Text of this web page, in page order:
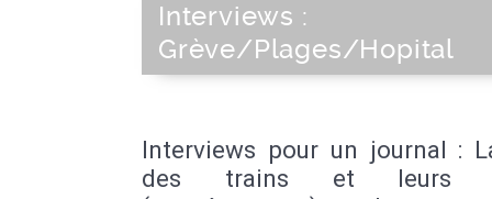
Interviews :
Grève/Plages/Hopital
Interviews pour un journal :
des trains et leurs